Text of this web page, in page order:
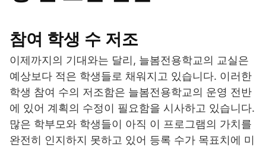
참여 학생 수 저조
이제까지의 기대와는 달리, 늘봄전용학교의 교실은
예상보다 적은 학생들로 채워지고 있습니다. 이러한
학생 참여 수의 저조함은 늘봄전용학교의 운영 전반
에 있어 계획의 수정이 필요함을 시사하고 있습니다.
많은 학부모와 학생들이 아직 이 프로그램의 가치를
완전히 인지하지 못하고 있어 등록 수가 목표치에 미